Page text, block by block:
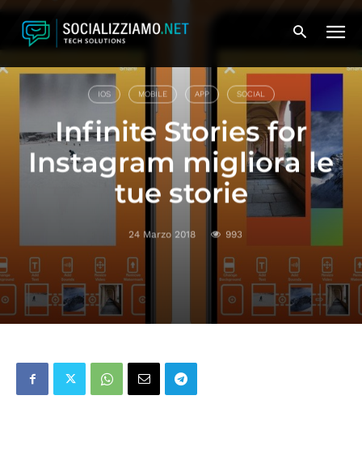
IOS MOBILE APP SOCIAL
Infinite Stories for
Instagram migliora le
tue storie
24 Marzo 2018 993